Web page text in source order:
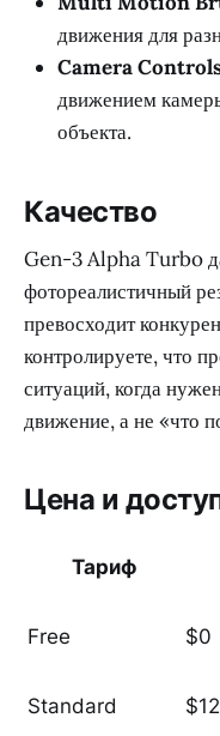
движения для
Camera
движением
объекта.
Качество
Gen-3 Alpha Turbo
фотореалистичный
превосходит
контролируете, что
ситуаций, когда
движение, а не «что
Цена и
Тариф
Free $0
Standard